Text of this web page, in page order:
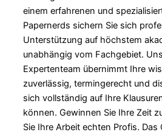
einem erfahrenen und
Papernerds sichern Sie sich
Unterstützung auf höchstem
unabhängig vom Fachgebiet.
Expertenteam übernimmt Ihre
zuverlässig, termingerecht und
sich vollständig auf Ihre
können. Gewinnen Sie Ihre Zeit
Sie Ihre Arbeit echten Profis.